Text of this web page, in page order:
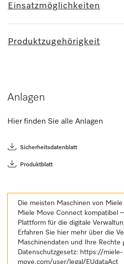
Einsatzmöglichkeiten
Produktzugehörigkeit
Anlagen
Hier finden Sie alle Anlagen
Sicherheitsdatenblatt
Produktblatt
Die meisten Maschinen von
Miele Move Connect kompatibel
Plattform für die digitale
Erfahren Sie hier mehr über die
Maschinendaten und Ihre Rechte
Datenschutzgesetz: https://miele-
move.com/user/legal/EUdataAct